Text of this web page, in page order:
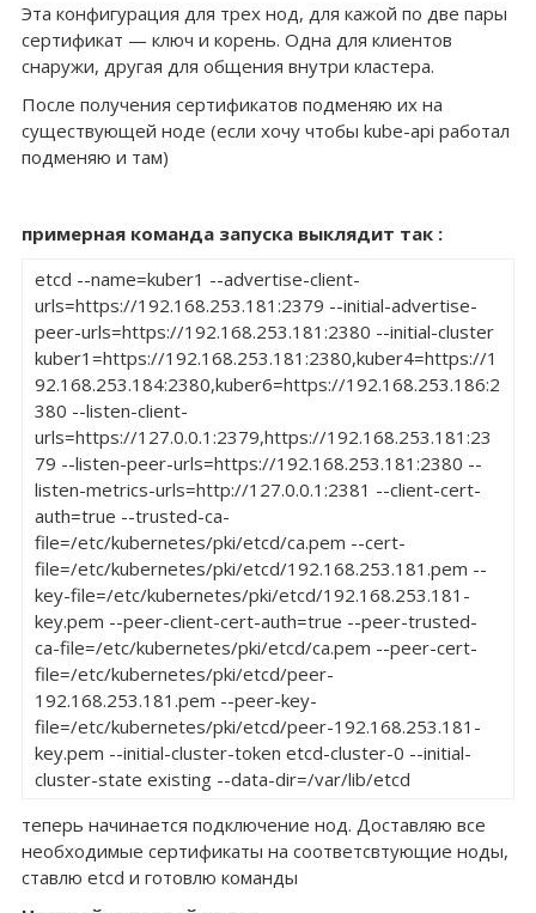
Эта конфигурация для трех нод, для кажой по две пары
сертификат — ключ и корень. Одна для клиентов
снаружи, другая для общения внутри кластера.
После получения сертификатов подменяю их на
существующей ноде (если хочу чтобы kube-api работал
подменяю и там)
примерная команда запуска выклядит так :
etcd --name=kuber1 --advertise-client-
urls=https://192.168.253.181:2379 --initial-advertise-
peer-urls=https://192.168.253.181:2380 --initial-cluster
kuber1=https://192.168.253.181:2380,kuber4=https://1
92.168.253.184:2380,kuber6=https://192.168.253.186:2
380 --listen-client-
urls=https://127.0.0.1:2379,https://192.168.253.181:23
79 --listen-peer-urls=https://192.168.253.181:2380 --
listen-metrics-urls=http://127.0.0.1:2381 --client-cert-
auth=true --trusted-ca-
file=/etc/kubernetes/pki/etcd/ca.pem --cert-
file=/etc/kubernetes/pki/etcd/192.168.253.181.pem --
key-file=/etc/kubernetes/pki/etcd/192.168.253.181-
key.pem --peer-client-cert-auth=true --peer-trusted-
ca-file=/etc/kubernetes/pki/etcd/ca.pem --peer-cert-
file=/etc/kubernetes/pki/etcd/peer-
192.168.253.181.pem --peer-key-
file=/etc/kubernetes/pki/etcd/peer-192.168.253.181-
key.pem --initial-cluster-token etcd-cluster-0 --initial-
cluster-state existing --data-dir=/var/lib/etcd
теперь начинается подключение нод. Доставляю все
необходимые сертификаты на соответсвтующие ноды,
ставлю etcd и готовлю команды